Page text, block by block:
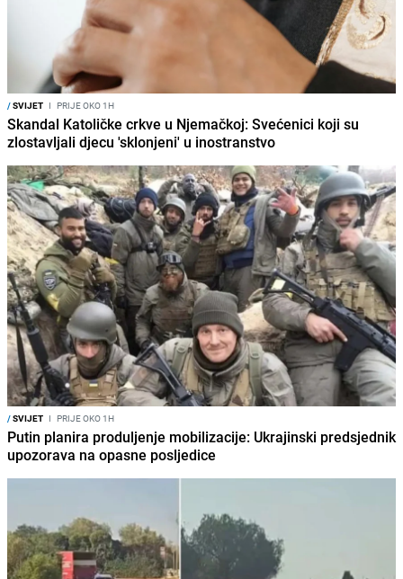
/SVIJET I PRIJE OKO 1H
Skandal Katoličke crkve u Njemačkoj: Svećenici koji su
zlostavljali djecu 'sklonjeni' u inostranstvo
/SVIJET I PRIJE OKO 1H
Putin planira produljenje mobilizacije: Ukrajinski predsjednik
upozorava na opasne posljedice